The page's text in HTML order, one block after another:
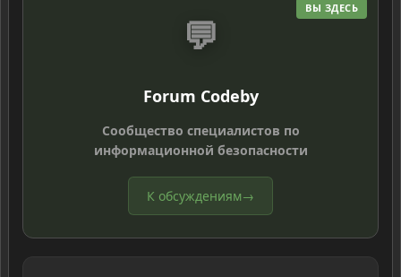
ВЫ ЗДЕСЬ
💬
Forum Codeby
Сообщество специалистов по
информационной безопасности
К обсуждениям→